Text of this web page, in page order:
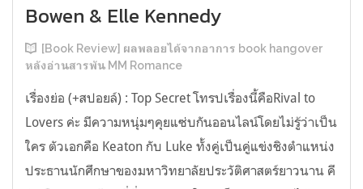
Bowen & Elle Kennedy
[Book Review] ผลพลอยได้จากอาการ book hangover
หลังอ่านสารพัน MM Romance
เรื่องย่อ (+สปอยล์) : Top Secret โทรปเรื่องนี้คือRival to
Lovers ค่ะ มีความหนุ่มๆคุยแซ่บกันออนไลน์โดยไม่รู้ว่าเป็น
ใคร ตัวเอกคือ Keaton กับ Luke ทั้งคู่เป็นคู่แข่งชิงตำแหน่ง
ประธานนักศึกษาของมหาวิทยาลัยประวัติศาสตร์ยาวนาน คี